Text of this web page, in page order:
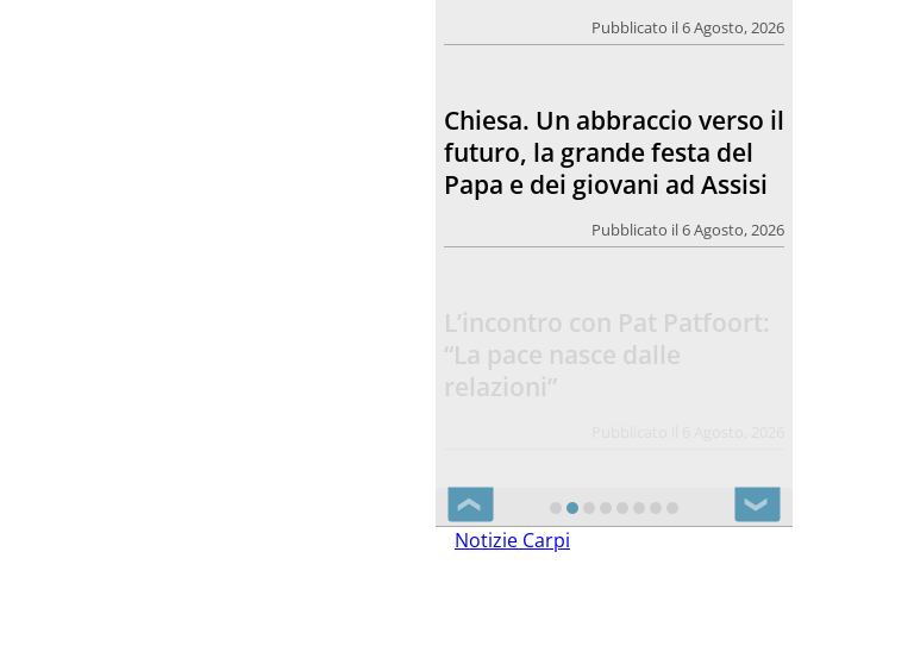
Pubblicato il 6 Agosto, 2026
Chiesa. Un abbraccio verso il
futuro, la grande festa del
Papa e dei giovani ad Assisi
Pubblicato il 6 Agosto, 2026
L’incontro con Pat Patfoort:
“La pace nasce dalle
relazioni”
❮ ❯
Notizie Carpi